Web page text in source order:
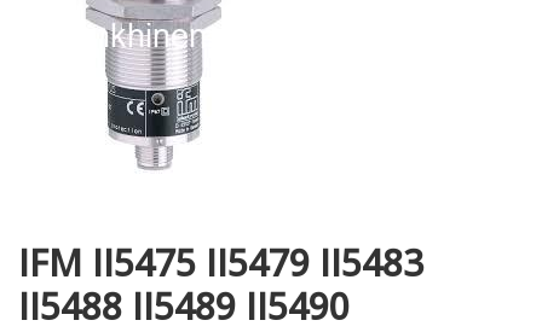
IFM II5475 II5479 II5483
II5488 II5489 II5490